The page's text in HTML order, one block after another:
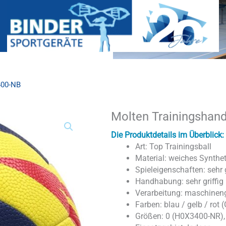
NB
Molten
Die Produktdetails im Überblick:
Art: Top Trainingsball
Material: weiches
Spieleigenschaften: sehr
Handhabung: sehr griffig
Verarbeitung:
Farben: blau / gelb / rot
Größen: 0 (H0X3400-
Molten
HX3400-
HX3400-